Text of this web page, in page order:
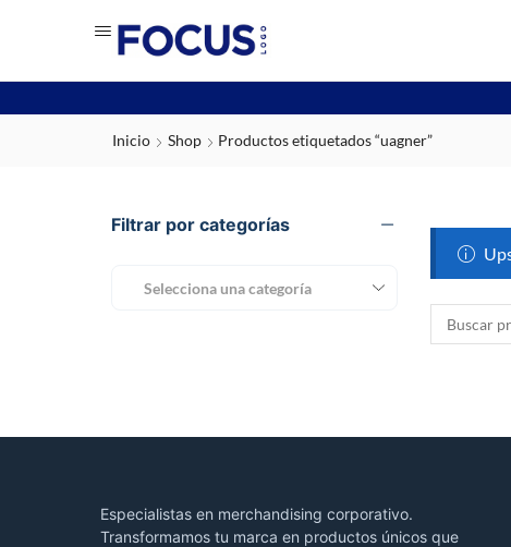
Inicio Shop Productos etiquetados “uagner”
Filtrar por categorías
Selecciona una categoría
Especialistas en merchandising corporativo.
Transformamos tu marca en productos únicos que